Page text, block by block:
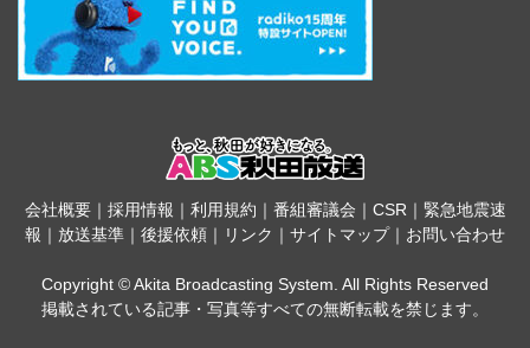
会社概要｜ 採用情報 ｜ 利用規約 ｜ 番組審議会 ｜ CSR｜ 緊急地震速
報 ｜ 放送基準 ｜ 後援依頼 ｜ リンク ｜ サイトマップ｜ お問い合わせ
Copyright © Akita Broadcasting System. All Rights Reserved
掲載されている記事・写真等すべての無断転載を禁じます。